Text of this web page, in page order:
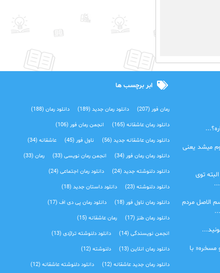
میشد یعنی
توی
الاصل مردم
مسخره« با
ابر برچسب ها
رمان فور (207) دانلود رمان جدید (189) دانلود رمان (188)
دانلود رمان عاشقانه (165) انجمن رمان فور (106)
دانلود رمان عاشقانه جدید (56) ناول فور (45) عاشقانه (34)
دانلود رمان رمان فور (34) انجمن رمان نویسی (33) رمان (33)
دانلود دلنوشته جدید (24) دانلود رمان اجتماعی‌ (24)
دانلود دلنوشته (23) دانلود داستان جدید (18)
دانلود رمان ناول فور (18) دانلود رمان پی دی اف (17)
دانلود رمان طنز (17) رمان عاشقانه (15)
انجمن نویسندگی (14) دانلود دلنوشته تراژدی‌ (13)
دانلود رمان انلاین (13) دلنوشته (12)
دانلود رمان جدید عاشقانه (12) دانلود دلنوشته عاشقانه (12)